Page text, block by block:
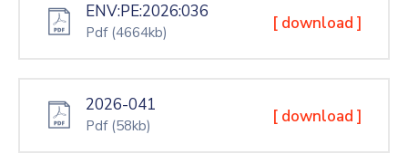
ENV:PE:2026:036
Pdf (4664kb) [ download ]
2026-041
Pdf (58kb) [ download ]